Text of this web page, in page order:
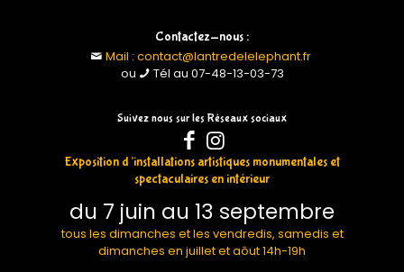
Contactez-nous :
Mail : contact@lantredelelephant.fr
ou
Tél au 07-48-13-03-73
Suivez nous sur les Réseaux sociaux
Exposition d’installations artistiques monumentales et
spectaculaires en intérieur
du 7 juin au 13 septembre
tous les dimanches et les vendredis, samedis et
dimanches en juillet et aôut 14h-19h